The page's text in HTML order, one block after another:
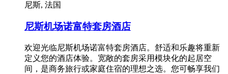
尼斯, 法国
尼斯机场诺富特套房酒店
欢迎光临尼斯机场诺富特套房酒店。舒适和乐趣将重新
定义您的酒店体验。宽敞的套房采用模块化的起居空
间，是商务旅行或家庭住宿的理想之选。您可畅享我们